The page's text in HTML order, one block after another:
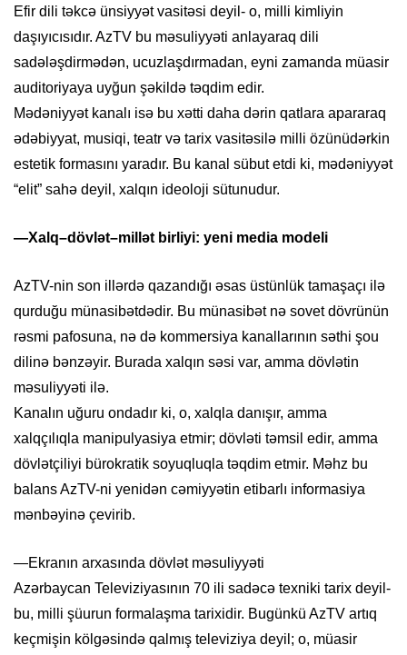
Efir dili təkcə ünsiyyət vasitəsi deyil- o, milli kimliyin
daşıyıcısıdır. AzTV bu məsuliyyəti anlayaraq dili
sadələşdirmədən, ucuzlaşdırmadan, eyni zamanda müasir
auditoriyaya uyğun şəkildə təqdim edir.
Mədəniyyət kanalı isə bu xətti daha dərin qatlara apararaq
ədəbiyyat, musiqi, teatr və tarix vasitəsilə milli özünüdərkin
estetik formasını yaradır. Bu kanal sübut etdi ki, mədəniyyət
“elit” sahə deyil, xalqın ideoloji sütunudur.
—Xalq–dövlət–millət birliyi: yeni media modeli
AzTV-nin son illərdə qazandığı əsas üstünlük tamaşaçı ilə
qurduğu münasibətdədir. Bu münasibət nə sovet dövrünün
rəsmi pafosuna, nə də kommersiya kanallarının səthi şou
dilinə bənzəyir. Burada xalqın səsi var, amma dövlətin
məsuliyyəti ilə.
Kanalın uğuru ondadır ki, o, xalqla danışır, amma
xalqçılıqla manipulyasiya etmir; dövləti təmsil edir, amma
dövlətçiliyi bürokratik soyuqluqla təqdim etmir. Məhz bu
balans AzTV-ni yenidən cəmiyyətin etibarlı informasiya
mənbəyinə çevirib.
—Ekranın arxasında dövlət məsuliyyəti
Azərbaycan Televiziyasının 70 ili sadəcə texniki tarix deyil-
bu, milli şüurun formalaşma tarixidir. Bugünkü AzTV artıq
keçmişin kölgəsində qalmış televiziya deyil; o, müasir